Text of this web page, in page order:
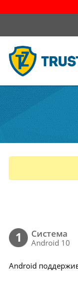
1 Cистема
Android 10
Android